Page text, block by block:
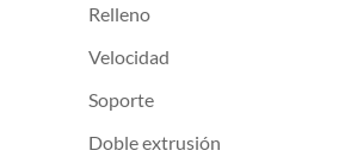
Relleno
Velocidad
Soporte
Doble extrusión